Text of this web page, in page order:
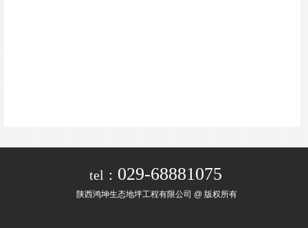
tel： 029-68881075
陕西鸿坤生态地坪工程有限公司 @ 版权所有